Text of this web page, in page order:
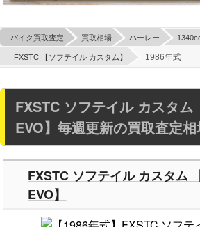
バイク買取査定 買取相場 ハーレー
FXSTC 【ソフテイル カスタム】 1986年式
FXSTC ソフテイル カスタム
EVO】毎週更新の買取査定
FXSTC ソフテイル カスタム
EVO】